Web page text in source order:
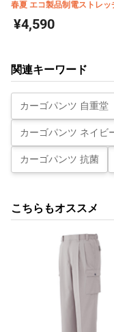
春夏 エコ製品制電ストレッ
H87802
¥4,590
関連キーワード
カーゴパンツ 自重堂
カーゴパンツ ネイビ
カーゴパンツ 抗菌
こちらもオススメ